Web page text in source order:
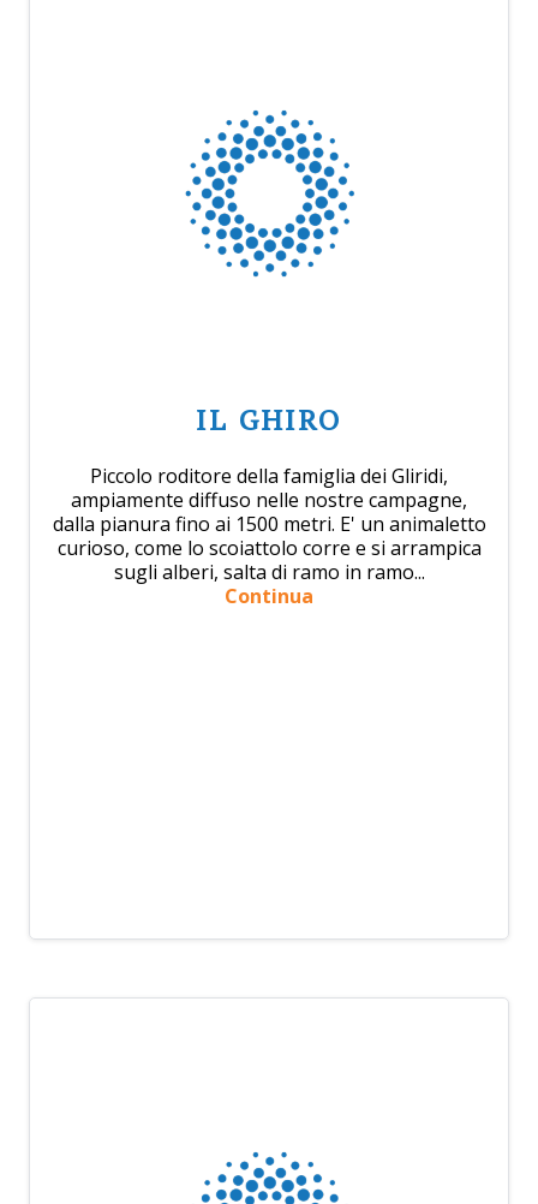
IL GHIRO
Piccolo roditore della famiglia dei Gliridi,
ampiamente diffuso nelle nostre campagne,
dalla pianura fino ai 1500 metri. E' un animaletto
curioso, come lo scoiattolo corre e si arrampica
sugli alberi, salta di ramo in ramo...
Continua